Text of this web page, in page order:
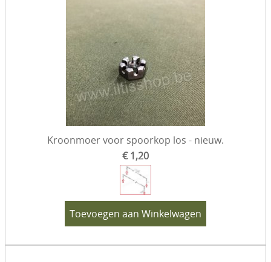
Kroonmoer voor spoorkop los - nieuw.
€ 1,20
Toevoegen aan Winkelwagen